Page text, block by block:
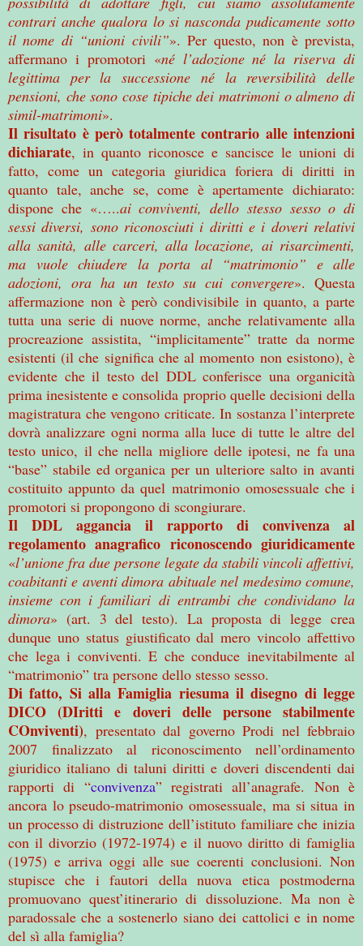
contrari anche qualora lo si nasconda pudicamente sotto
il nome di “unioni civili”». Per questo, non è prevista,
affermano i promotori «né l’adozione né la riserva di
legittima per la successione né la reversibilità delle
pensioni, che sono cose tipiche dei matrimoni o almeno di
simil-matrimoni».
Il risultato è però totalmente contrario alle intenzioni
dichiarate, in quanto riconosce e sancisce le unioni di
fatto, come un categoria giuridica foriera di diritti in
quanto tale, anche se, come è apertamente dichiarato:
dispone che «…..ai conviventi, dello stesso sesso o di
sessi diversi, sono riconosciuti i diritti e i doveri relativi
alla sanità, alle carceri, alla locazione, ai risarcimenti,
ma vuole chiudere la porta al “matrimonio” e alle
adozioni, ora ha un testo su cui convergere». Questa
affermazione non è però condivisibile in quanto, a parte
tutta una serie di nuove norme, anche relativamente alla
procreazione assistita, “implicitamente” tratte da norme
esistenti (il che significa che al momento non esistono), è
evidente che il testo del DDL conferisce una organicità
prima inesistente e consolida proprio quelle decisioni della
magistratura che vengono criticate. In sostanza l’interprete
dovrà analizzare ogni norma alla luce di tutte le altre del
testo unico, il che nella migliore delle ipotesi, ne fa una
“base” stabile ed organica per un ulteriore salto in avanti
costituito appunto da quel matrimonio omosessuale che i
promotori si propongono di scongiurare.
Il DDL aggancia il rapporto di convivenza al
regolamento anagrafico riconoscendo giuridicamente
«l’unione fra due persone legate da stabili vincoli affettivi,
coabitanti e aventi dimora abituale nel medesimo comune,
insieme con i familiari di entrambi che condividano la
dimora» (art. 3 del testo). La proposta di legge crea
dunque uno status giustificato dal mero vincolo affettivo
che lega i conviventi. E che conduce inevitabilmente al
“matrimonio” tra persone dello stesso sesso.
Di fatto, Si alla Famiglia riesuma il disegno di legge
DICO (DIritti e doveri delle persone stabilmente
COnviventi), presentato dal governo Prodi nel febbraio
2007 finalizzato al riconoscimento nell’ordinamento
giuridico italiano di taluni diritti e doveri discendenti dai
rapporti di “convivenza” registrati all’anagrafe. Non è
ancora lo pseudo-matrimonio omosessuale, ma si situa in
un processo di distruzione dell’istituto familiare che inizia
con il divorzio (1972-1974) e il nuovo diritto di famiglia
(1975) e arriva oggi alle sue coerenti conclusioni. Non
stupisce che i fautori della nuova etica postmoderna
promuovano quest’itinerario di dissoluzione. Ma non è
paradossale che a sostenerlo siano dei cattolici e in nome
del sì alla famiglia?